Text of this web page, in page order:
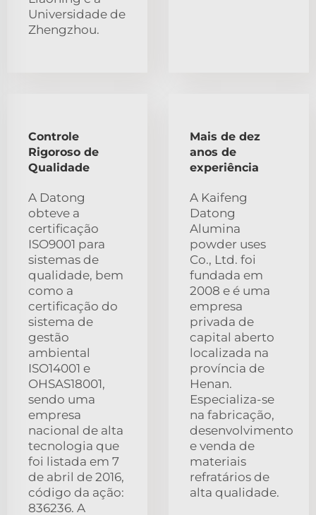
Universidade de
Zhengzhou.
Controle
Rigoroso de
Qualidade
A Datong
obteve a
certificação
ISO9001 para
sistemas de
qualidade, bem
como a
certificação do
sistema de
gestão
ambiental
ISO14001 e
OHSAS18001,
sendo uma
empresa
nacional de alta
tecnologia que
foi listada em 7
de abril de 2016,
código da ação:
836236. A
Mais de dez
anos de
experiência
A Kaifeng
Datong
Alumina
powder uses
Co., Ltd. foi
fundada em
2008 e é uma
empresa
privada de
capital aberto
localizada na
província de
Henan.
Especializa-se
na fabricação,
desenvolvimento
e venda de
materiais
refratários de
alta qualidade.